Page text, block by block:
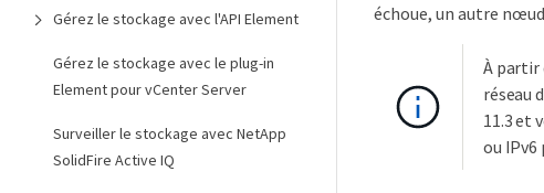
Gérez le stockage avec l'API Element
Gérez le stockage avec le plug-in
Element pour vCenter Server
Surveiller le stockage avec NetApp
SolidFire Active IQ
échoue, un autre
À partir
réseau
11.3 et
ou